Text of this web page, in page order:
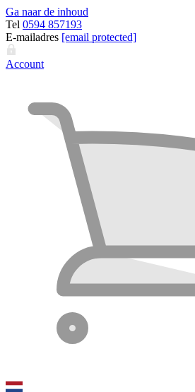
Ga naar de inhoud
Tel 0594 857193
E-mailadres [email protected]
Account